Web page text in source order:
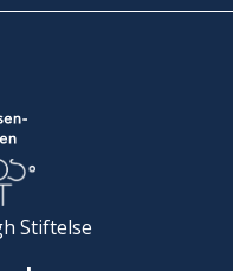
Stiftelse